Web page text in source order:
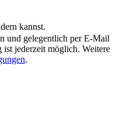
kannst.
und gelegentlich per E-Mail
jederzeit möglich. Weitere
.